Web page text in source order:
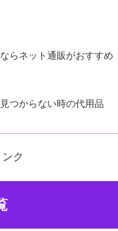
らネット通販がおすすめ
つからない時の代用品
ク